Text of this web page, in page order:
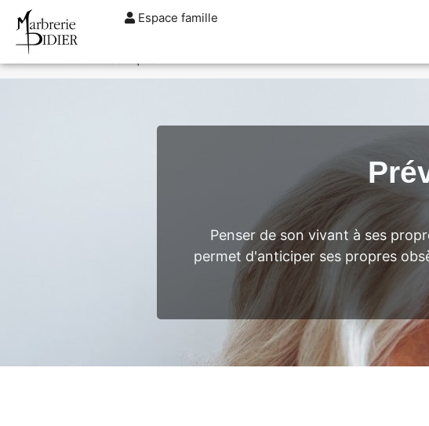
Espace famille
TARIFSDEVIS
Penser de son vivant à ses
permet d'anticiper ses propres